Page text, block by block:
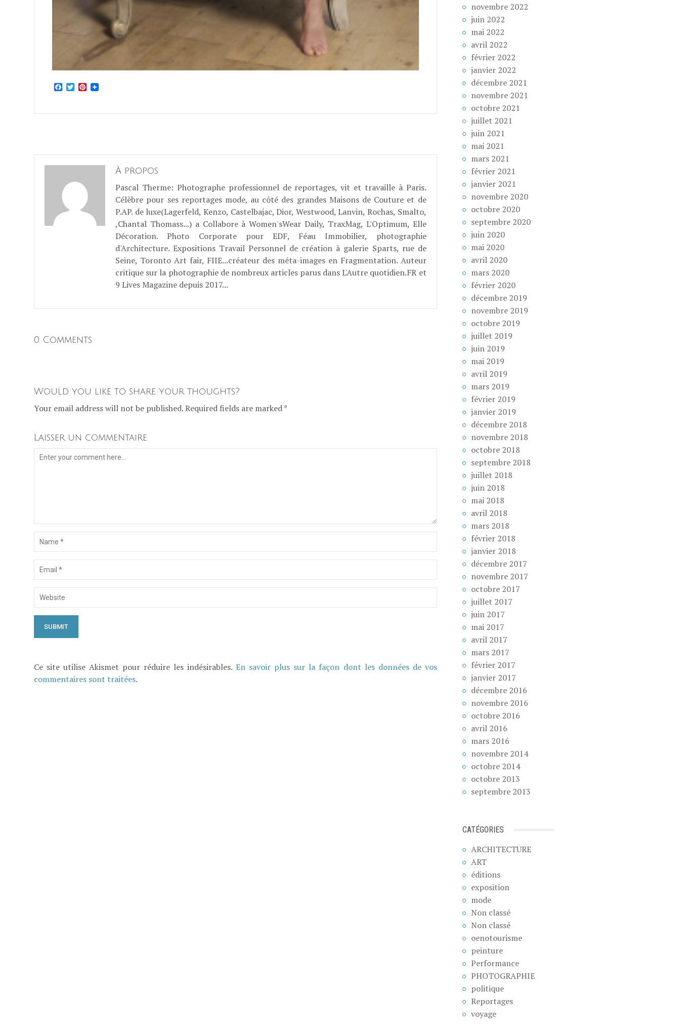
Facebook
TwitterPinterest
À propos
Pascal Therme: Photographe professionnel de reportages, vit et travaille à Paris.
Célèbre pour ses reportages mode, au côté des grandes Maisons de Couture et de
P.AP. de luxe(Lagerfeld, Kenzo, Castelbajac, Dior, Westwood, Lanvin, Rochas, Smalto,
,Chantal Thomass...) a Collabore à Women'sWear Daily, TraxMag, L'Optimum, Elle
Décoration. Photo Corporate pour EDF, Féau Immobilier, photographie
d'Architecture. Expositions Travail Personnel de création à galerie Sparts, rue de
Seine, Toronto Art fair, FIIE...créateur des méta-images en Fragmentation. Auteur
critique sur la photographie de nombreux articles parus dans L'Autre quotidien.FR et
9 Lives Magazine depuis 2017...
0 Comments
Would you like to share your thoughts?
Your email address will not be published. Required fields are marked *
Laisser un commentaire
Ce site utilise Akismet pour réduire les indésirables.En savoir plus sur la façon dont les données de vos
commentaires sont traitées.
novembre 2022
juin 2022
mai 2022
avril 2022
février 2022
janvier 2022
décembre 2021
novembre 2021
octobre 2021
juillet 2021
juin 2021
mai 2021
mars 2021
février 2021
janvier 2021
novembre 2020
octobre 2020
septembre 2020
juin 2020
mai 2020
avril 2020
mars 2020
février 2020
décembre 2019
novembre 2019
octobre 2019
juillet 2019
juin 2019
mai 2019
avril 2019
mars 2019
février 2019
janvier 2019
décembre 2018
novembre 2018
octobre 2018
septembre 2018
juillet 2018
juin 2018
mai 2018
avril 2018
mars 2018
février 2018
janvier 2018
décembre 2017
novembre 2017
octobre 2017
juillet 2017
juin 2017
mai 2017
avril 2017
mars 2017
février 2017
janvier 2017
décembre 2016
novembre 2016
octobre 2016
avril 2016
mars 2016
novembre 2014
octobre 2014
octobre 2013
septembre 2013
CATÉGORIES
ARCHITECTURE
ART
éditions
exposition
mode
Non classé
Non classé
oenotourisme
peinture
Performance
PHOTOGRAPHIE
politique
Reportages
voyage